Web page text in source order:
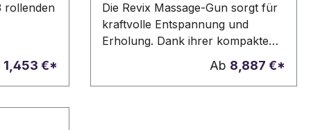
rollenden
1,453 €*
Die Revix Massage-Gun sorgt für
kraftvolle Entspannung und
Erholung. Dank ihrer kompakten
Größe und ihrem geringen
Gewicht eignet sie sich perfekt für
die Erholung unterwegs oder für
Ab 8,887 €*